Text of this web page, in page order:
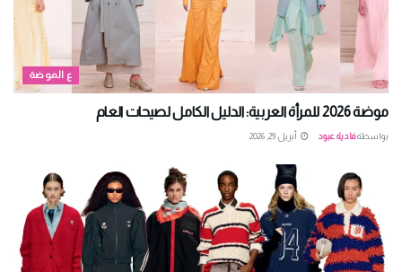
ع الموضة
موضة 2026 للمرأة العربية: الدليل الكامل لصيحات العام
بواسطةفادية عبود أبريل 29, 2026